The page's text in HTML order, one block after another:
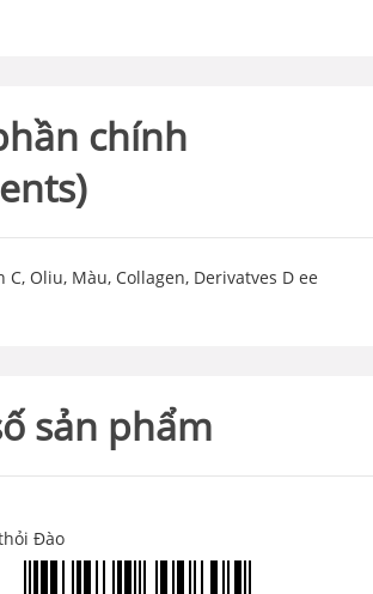
chính
C, Oliu, Màu, Collagen, Derivatves D ee
sản phẩm
Đào